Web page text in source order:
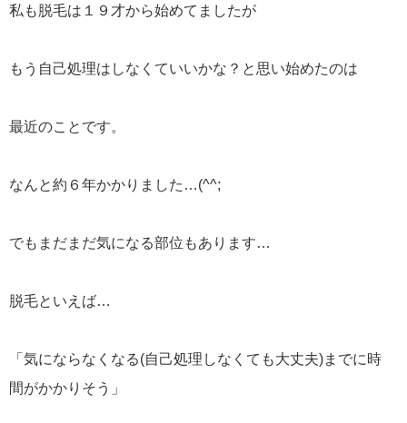
私も脱毛は１９才から始めてましたが
もう自己処理はしなくていいかな？と思い始めたのは
最近のことです。
なんと約６年かかりました…(^^;
でもまだまだ気になる部位もあります…
脱毛といえば…
「気にならなくなる(自己処理しなくても大丈夫)までに時
間がかかりそう」